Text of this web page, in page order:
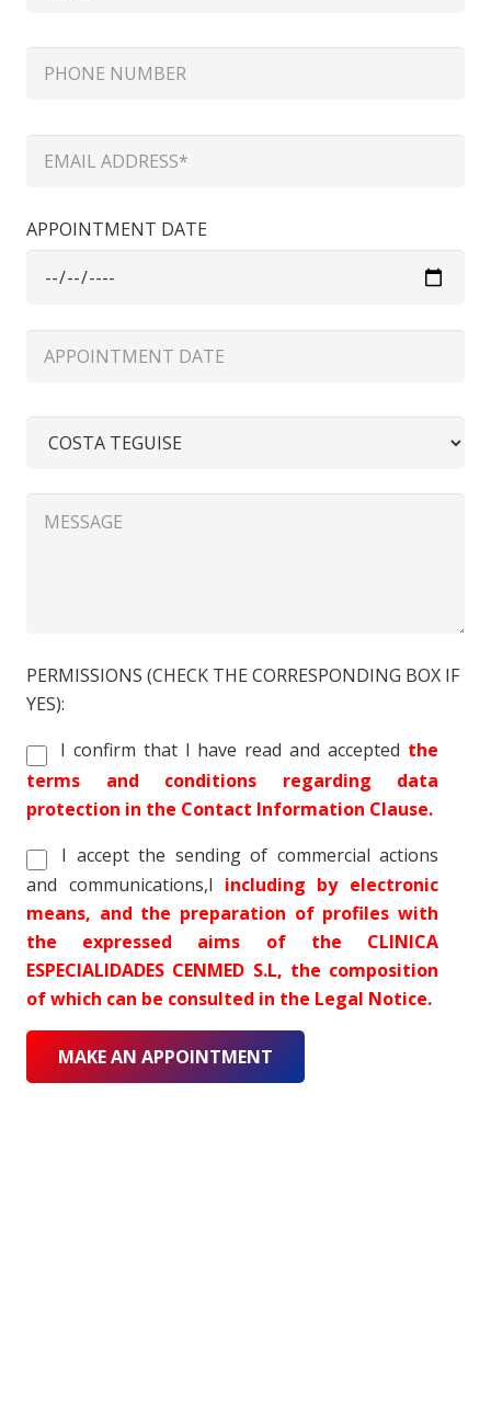
APPOINTMENT DATE
PERMISSIONS (CHECK THE CORRESPONDING BOX IF
YES):
I confirm that I have read and accepted the
terms and conditions regarding data
protection in the Contact Information Clause.
I accept the sending of commercial actions
and communications,l including by electronic
means, and the preparation of profiles with
the expressed aims of the CLINICA
ESPECIALIDADES CENMED S.L, the composition
of which can be consulted in the Legal Notice.